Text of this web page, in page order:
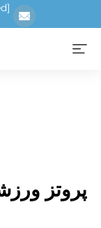
[email protected]
پروتز